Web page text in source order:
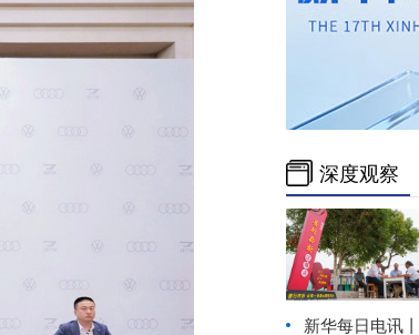
深度观察
新华每日电讯丨